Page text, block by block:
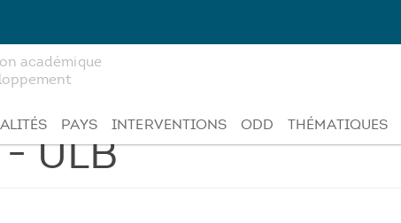
académique
PAYS INTERVENTIONS ODD THÉMATIQUES
ULB